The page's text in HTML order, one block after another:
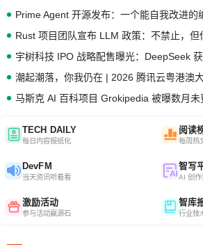
潮起潮落，你我仍在 | 2026 腾讯云粤港澳
马斯克 AI 百科项目 Grokipedia 被曝数月未
TECH DAILY
每日内容报纸化
阅读
每周热
DevFM
当天资讯听着看
智写
AI 创作
激励活动
参与活动赢源石
智库
行业技